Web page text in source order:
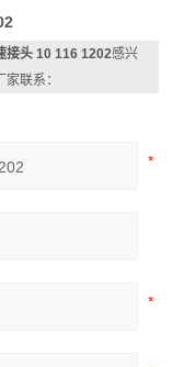
接头 10 116 1202感兴
联系：